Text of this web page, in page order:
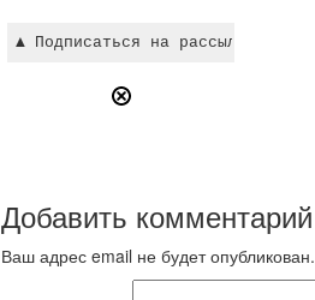
Добавить комментарий
Ваш адрес email не будет опубликован.